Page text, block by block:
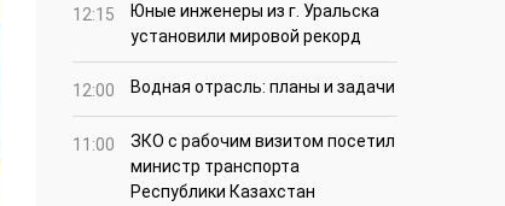
12:15
Юные инженеры из г. Уральска
установили мировой рекорд
12:00 Водная отрасль: планы и задачи
11:00
ЗКО с рабочим визитом посетил
министр транспорта
Республики Казахстан